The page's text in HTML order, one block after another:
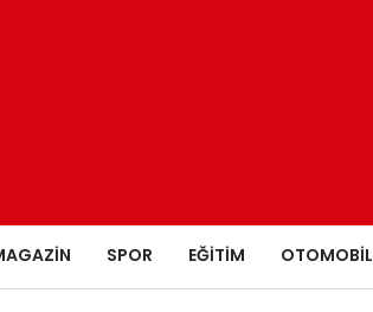
SPOR EĞITIM OTOMOBIL